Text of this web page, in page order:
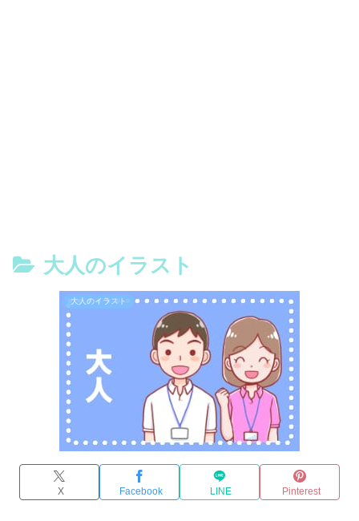
大人のイラスト
大人のイラスト
X Facebook LINE Pinterest